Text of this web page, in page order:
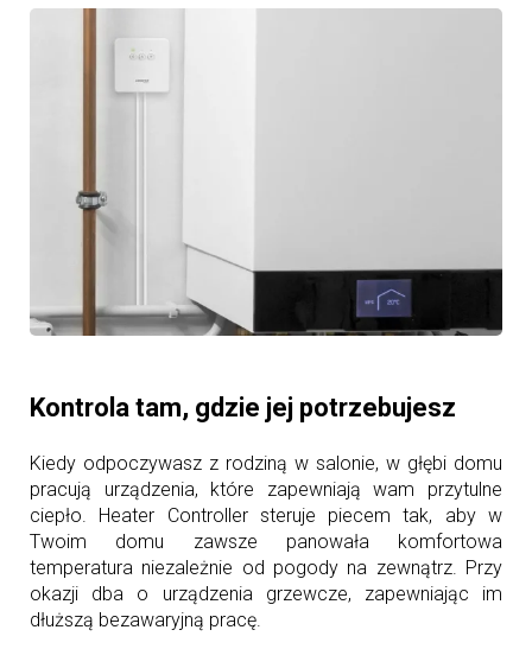
Kontrola tam, gdzie jej potrzebujesz
Kiedy odpoczywasz z rodziną w salonie, w głębi domu
pracują urządzenia, które zapewniają wam przytulne
ciepło. Heater Controller steruje piecem tak, aby w
Twoim domu zawsze panowała komfortowa
temperatura niezależnie od pogody na zewnątrz. Przy
okazji dba o urządzenia grzewcze, zapewniając im
dłuższą bezawaryjną pracę.